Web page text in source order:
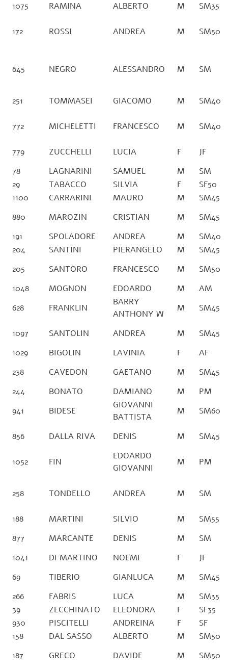
1075
RAMINA ALBERTO M SM35
172 ROSSI ANDREA M SM50
645 NEGRO ALESSANDRO M SM
251 TOMMASEI GIACOMO M SM40
772 MICHELETTI FRANCESCO M SM40
779 ZUCCHELLI LUCIA F
JF
78
LAGNARINI SAMUEL M
SM
29
TABACCO SILVIA F
SF50
1100
CARRARINI MAURO M
SM45
880
MAROZIN CRISTIAN M
SM45
191
SPOLADORE ANDREA M
SM40
204
SANTINI PIERANGELO M
SM45
205
SANTORO FRANCESCO M
SM50
1048
MOGNON EDOARDO M
AM
628
FRANKLIN
BARRY
ANTHONY W
M SM45
1097 SANTOLIN ANDREA M
SM45
1029
BIGOLIN LAVINIA F
AF
238
CAVEDON GAETANO M
SM45
244
BONATO DAMIANO M
PM
941
BIDESE
GIOVANNI
BATTISTA
M SM60
856 DALLA RIVA DENIS M SM45
1052 FIN
EDOARDO
GIOVANNI
M PM
258 TONDELLO ANDREA M SM
188 MARTINI SILVIO M
SM55
877
MARCANTE DENIS M
SM
1041
DI MARTINO NOEMI F
JF
69
TIBERIO GIANLUCA M
SM45
266
FABRIS LUCA M
SM35
39
ZECCHINATO ELEONORA F
SF35
930
PISCITELLI ANDREINA F
SF
158
DAL SASSO ALBERTO M
SM50
187
GRECO DAVIDE M SM50